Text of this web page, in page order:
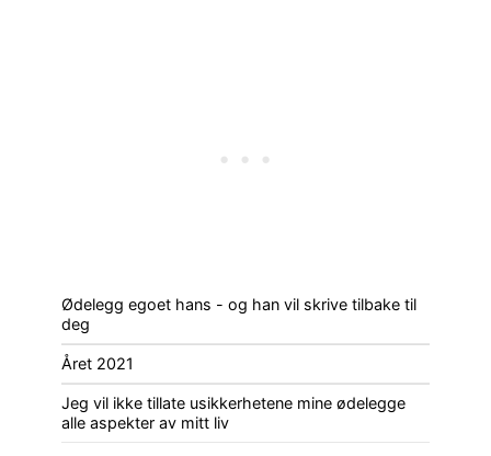
Ødelegg egoet hans - og han vil skrive tilbake til
deg
Året 2021
Jeg vil ikke tillate usikkerhetene mine ødelegge
alle aspekter av mitt liv